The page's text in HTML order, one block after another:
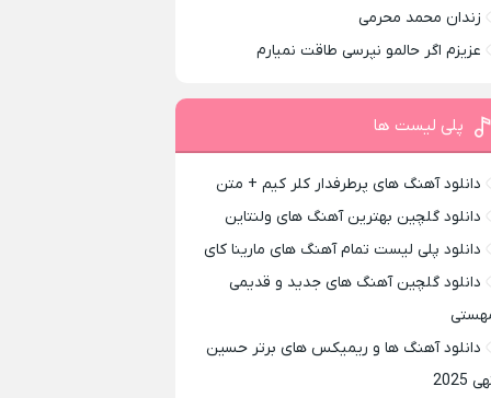
زندان محمد محرمی
عزیزم اگر حالمو نپرسی طاقت نمیارم
پلی لیست ها
دانلود آهنگ های پرطرفدار کلر کیم + متن
دانلود گلچین بهترین آهنگ های ولنتاین
دانلود پلی لیست تمام آهنگ های مارینا کای
دانلود گلچین آهنگ های جدید و قدیمی
دانلود آهنگ ها و ریمیکس های برتر حسین
2025